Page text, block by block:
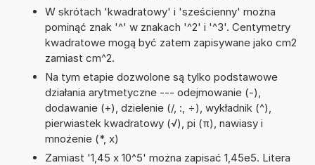
W skrótach 'kwadratowy' i 'sześcienny' można
pominąć znak '^' w znakach '^2' i '^3'. Centymetry
kwadratowe mogą być zatem zapisywane jako cm2
zamiast cm^2.
Na tym etapie dozwolone są tylko podstawowe
działania arytmetyczne --- odejmowanie (-),
dodawanie (+), dzielenie (/, :, ÷), wykładnik (^),
pierwiastek kwadratowy (√), pi (π), nawiasy i
mnożenie (*, x)
Zamiast '1,45 x 10^5' można zapisać 1,45e5. Litera